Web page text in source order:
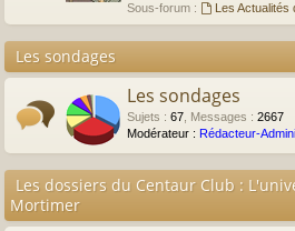
Sous-forum :
Les Actualités
Les sondages
Les sondages
Sujets : 67 Messages : 2667
Modérateur : Rédacteur-
Les dossiers du Centaur Club :
Mortimer